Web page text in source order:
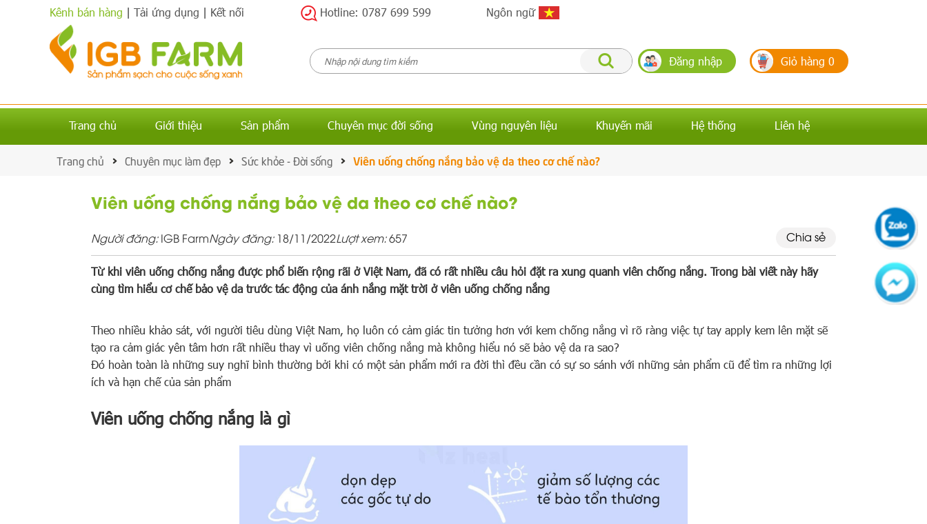
Kênh bán hàng | Tải ứng dụng | Kết nối Hotline: 0787 699 599 Ngôn ngữ
Đăng nhập Giỏ hàng 0
Trang chủ Giới thiệu Sản phẩm Chuyên mục đời sống Vùng nguyên liệu Khuyến mãi Hệ thống Liên hệ
Trang chủ Chuyên mục làm đẹp Sức khỏe - Đời sống Viên uống chống nắng bảo vệ da theo cơ chế nào?
Viên uống chống nắng bảo vệ da theo cơ chế nào?
Người đăng: IGB FarmNgày đăng: 18/11/2022Lượt xem:657 Chia sẻ
Từ khi viên uống chống nắng được phổ biến rộng rãi ở Việt Nam, đã có rất nhiều câu hỏi đặt ra xung quanh viên chống nắng. Trong bài viết này hãy
cùng tìm hiểu cơ chế bảo vệ da trước tác động của ánh nắng mặt trời ở viên uống chống nắng
Theo nhiều khảo sát, với người tiêu dùng Việt Nam, họ luôn có cảm giác tin tưởng hơn với kem chống nắng vì rõ ràng việc tự tay apply kem lên mặt sẽ
tạo ra cảm giác yên tâm hơn rất nhiều thay vì uống viên chống nắng mà không hiểu nó sẽ bảo vệ da ra sao?
Đó hoàn toàn là những suy nghĩ bình thường bởi khi có một sản phẩm mới ra đời thì đều cần có sự so sánh với những sản phẩm cũ để tìm ra những lợi
ích và hạn chế của sản phẩm
Viên uống chống nắng là gì